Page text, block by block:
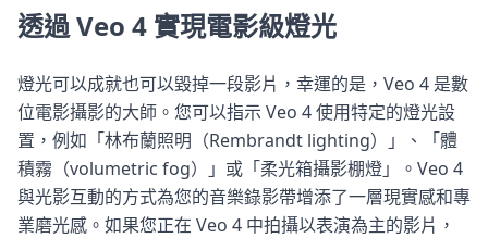
透過 Veo 4 實現電影級燈光
燈光可以成就也可以毀掉一段影片，幸運的是，Veo 4 是數
位電影攝影的大師。您可以指示 Veo 4 使用特定的燈光設
置，例如「林布蘭照明（Rembrandt lighting）」、「體
積霧（volumetric fog）」或「柔光箱攝影棚燈」。Veo 4
與光影互動的方式為您的音樂錄影帶增添了一層現實感和專
業磨光感。如果您正在 Veo 4 中拍攝以表演為主的影片，